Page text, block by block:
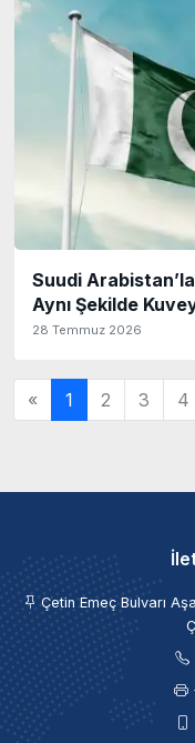
Suudi
Aynı Şekilde
28 Temmuz 2026
« 1 2 3 4
Çetin Emeç Bulvarı